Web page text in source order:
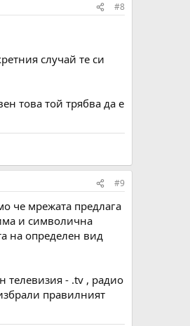
#8
случай те си
това той трябва да е
#9
че мрежата предлага
и символична
на определен вид
телевизия - .tv , радио
правилният